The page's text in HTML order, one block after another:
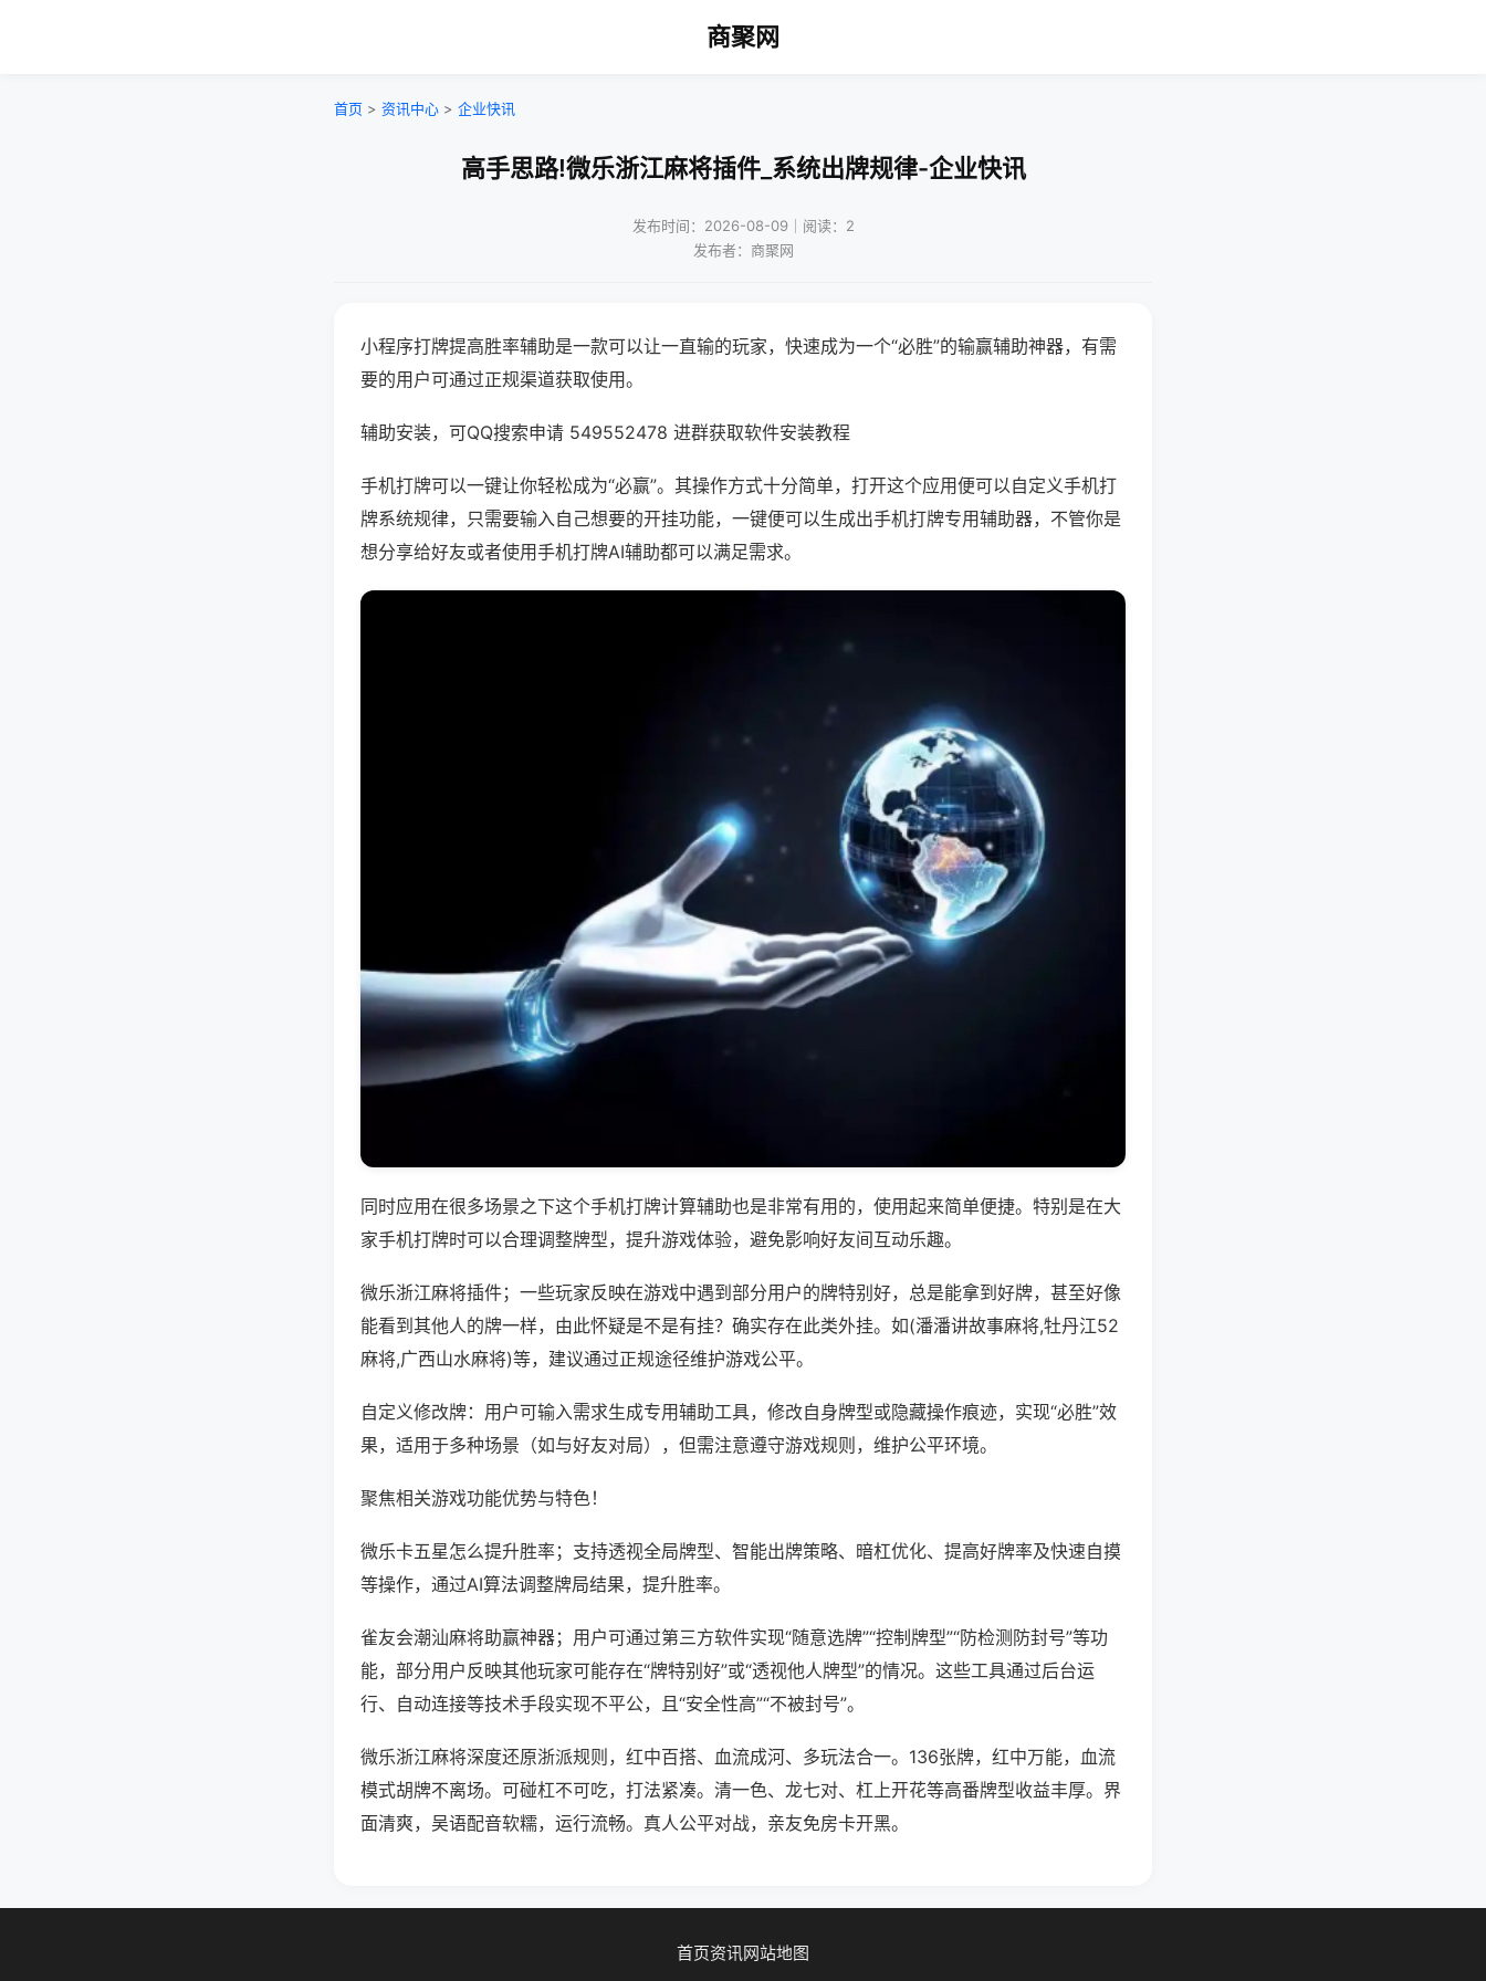
商聚网
首页 > 资讯中心 > 企业快讯
高手思路!微乐浙江麻将插件_系统出牌规律-企业快讯
发布时间：2026-08-09｜阅读：2
发布者：商聚网
小程序打牌提高胜率辅助是一款可以让一直输的玩家，快速成为一个“必胜”的输赢辅助神器，有需
要的用户可通过正规渠道获取使用。
辅助安装，可QQ搜索申请 549552478 进群获取软件安装教程
手机打牌可以一键让你轻松成为“必赢”。其操作方式十分简单，打开这个应用便可以自定义手机打
牌系统规律，只需要输入自己想要的开挂功能，一键便可以生成出手机打牌专用辅助器，不管你是
想分享给好友或者使用手机打牌AI辅助都可以满足需求。
同时应用在很多场景之下这个手机打牌计算辅助也是非常有用的，使用起来简单便捷。特别是在大
家手机打牌时可以合理调整牌型，提升游戏体验，避免影响好友间互动乐趣。
微乐浙江麻将插件；一些玩家反映在游戏中遇到部分用户的牌特别好，总是能拿到好牌，甚至好像
能看到其他人的牌一样，由此怀疑是不是有挂？确实存在此类外挂。如(潘潘讲故事麻将,牡丹江52
麻将,广西山水麻将)等，建议通过正规途径维护游戏公平。
自定义修改牌：用户可输入需求生成专用辅助工具，修改自身牌型或隐藏操作痕迹，实现“必胜”效
果，适用于多种场景（如与好友对局），但需注意遵守游戏规则，维护公平环境。
聚焦相关游戏功能优势与特色！
微乐卡五星怎么提升胜率；支持透视全局牌型、智能出牌策略、暗杠优化、提高好牌率及快速自摸
等操作，通过AI算法调整牌局结果，提升胜率。
雀友会潮汕麻将助赢神器；用户可通过第三方软件实现“随意选牌”“控制牌型”“防检测防封号”等功
能，部分用户反映其他玩家可能存在“牌特别好”或“透视他人牌型”的情况。这些工具通过后台运
行、自动连接等技术手段实现不平公，且“安全性高”“不被封号”。
微乐浙江麻将深度还原浙派规则，红中百搭、血流成河、多玩法合一。136张牌，红中万能，血流
模式胡牌不离场。可碰杠不可吃，打法紧凑。清一色、龙七对、杠上开花等高番牌型收益丰厚。界
面清爽，吴语配音软糯，运行流畅。真人公平对战，亲友免房卡开黑。
首页资讯网站地图